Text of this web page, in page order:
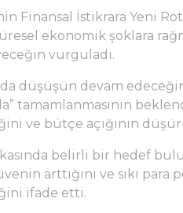
Finansal İstikrara Yeni
ekonomik şoklara
vurguladı.
düşüşün devam
tamamlanmasının
ve bütçe açığının
belirli bir hedef
arttığını ve sıkı
ifade etti.